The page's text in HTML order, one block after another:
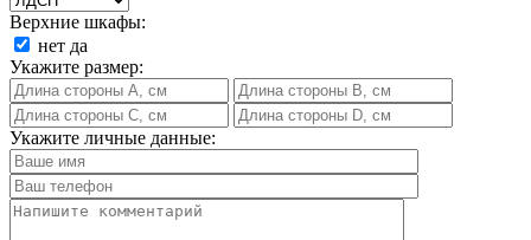
Верхние шкафы:
нет да
Укажите размер:
Укажите личные данные: